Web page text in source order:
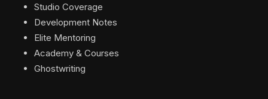
Studio Coverage
Development Notes
Elite Mentoring
Academy & Courses
Ghostwriting